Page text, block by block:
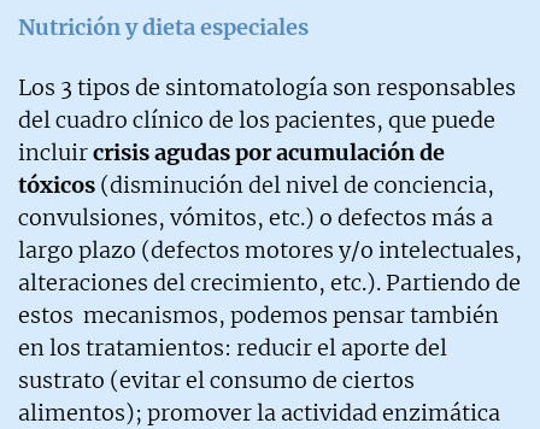
Nutrición y dieta especiales
Los 3 tipos de sintomatología son responsables
del cuadro clínico de los pacientes, que puede
incluircrisis agudas por acumulación de
tóxicos (disminución del nivel de conciencia,
convulsiones, vómitos, etc.) o defectos más a
largo plazo (defectos motores y/o intelectuales,
alteraciones del crecimiento, etc.). Partiendo de
estos mecanismos, podemos pensar también
en los tratamientos: reducir el aporte del
sustrato (evitar el consumo de ciertos
alimentos); promover la actividad enzimática